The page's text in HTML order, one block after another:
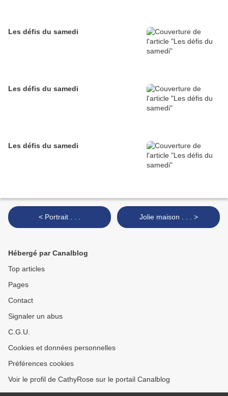
Les défis du samedi
Les défis du samedi
Les défis du samedi
< Portrait . . . Jolie maison . . . >
Hébergé par Canalblog
Top articles
Pages
Contact
Signaler un abus
C.G.U.
Cookies et données personnelles
Préférences cookies
Voir le profil de CathyRose sur le portail Canalblog